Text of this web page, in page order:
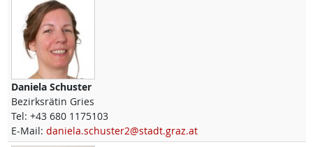
Daniela Schuster
Bezirksrätin Gries
Tel: +43 680 1175103
E-Mail: daniela.schuster2@stadt.graz.at